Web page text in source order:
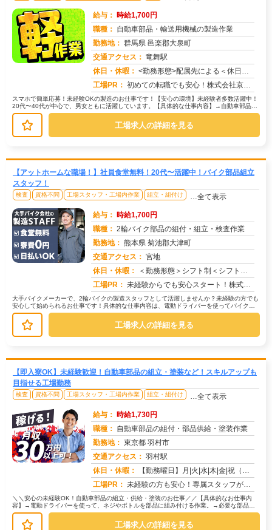
給与： 時給1,700円
職種： 自動車部品・輸送用機械の製造作業
勤務地： 群馬県 邑楽郡大泉町
交通アクセス： 竜舞駅
休日・休暇： <勤務形態>配属先による＜休日＞完全週休2日制・/長期休暇/GW /夏季/ 年末年始
工場PR： 初めての転職でも安心！株式会社京栄センターで新しい一歩を踏み出してみませんか？☆家具付き寮で、カバン一つで生活スタ...
スマホで簡単応募！未経験OKの製造のお仕事です！【安心の環境】未経験者多数活躍中！
20代〜40代が中心で、男女ともに活躍しています。【具体的な仕事内容】→自動車部品や
輸送機械の製造に関わる作業で...
工場求人の詳細を見る
【アットホームな職場！】社員食堂無料！20代〜活躍中！バイク部品組立
スタッフ！
検査 資格不問 工場スタッフ・工場内作業 組立・組付け …全て表示
給与： 時給1,700円
職種： 2輪バイク部品の組付・組立・検査作業
勤務地： 熊本県 菊池郡大津町
交通アクセス： 宮地
休日・休暇：
＜勤務形態＞シフト制＜シフト＞5勤２休＜休日＞土日長期休暇GW 夏季 年末年始
工場PR： 未経験からでも安心スタート！株式会社京栄センターで新しい一歩を踏み出しませんか？→ 経験・学歴・スキルは一切不問で...
大手バイクメーカーで、2輪バイクの製造スタッフとして活躍しませんか？未経験の方でも
安心して始められるお仕事です！具体的な仕事内容は、電動ドライバーを使ってバイク部
品の組付けや組立、完成品の検査・...
工場求人の詳細を見る
【即入寮OK】未経験歓迎！自動車部品の組立・塗装など！スキルアップも
目指せる工場勤務
検査 資格不問 工場スタッフ・工場内作業 組立・組付け …全て表示
給与： 時給1,730円
職種： 自動車部品の組付・部品供給・塗装作業
勤務地： 東京都 羽村市
交通アクセス： 羽村駅
休日・休暇：
【勤務曜日】月|火|水|木|金|祝（工場カレンダーに準ずる）【休日・休暇】土日休み（GW休暇・夏季休暇・年末年始休...
工場PR： 未経験の方も安心！専属スタッフが就業まで徹底サポート！初めての工場勤務や住込み勤務でも大丈夫！→ 担当スタッフが丁...
＼＼安心の未経験OK！自動車部品の組立・供給・塗装のお仕事／／【具体的なお仕事内
容】→電動ドライバーを使って、ネジやボトルを部品に組み付ける作業。→必要な部品を
運ぶ、シンプルで負担の少ない作業。...
工場求人の詳細を見る